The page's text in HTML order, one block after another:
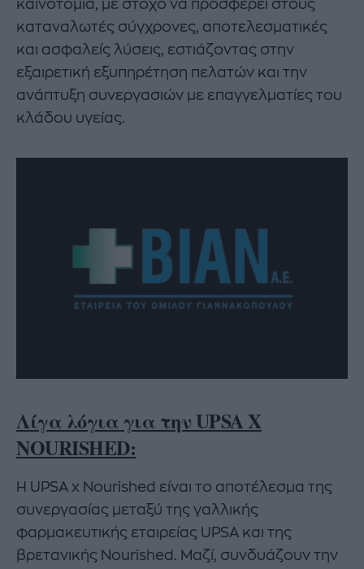
καινοτομία, με στόχο να προσφέρει στους
καταναλωτές σύγχρονες, αποτελεσματικές
και ασφαλείς λύσεις, εστιάζοντας στην
εξαιρετική εξυπηρέτηση πελατών και την
ανάπτυξη συνεργασιών με επαγγελματίες του
κλάδου υγείας.
Λίγα λόγια για την UPSA X
NOURISHED:
Η UPSA x Nourished είναι το αποτέλεσμα της
συνεργασίας μεταξύ της γαλλικής
φαρμακευτικής εταιρείας UPSA και της
βρετανικής Nourished. Μαζί, συνδυάζουν την